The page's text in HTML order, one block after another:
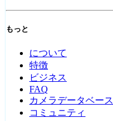
もっと
について
特徴
ビジネス
FAQ
カメラデータベース
コミュニティ